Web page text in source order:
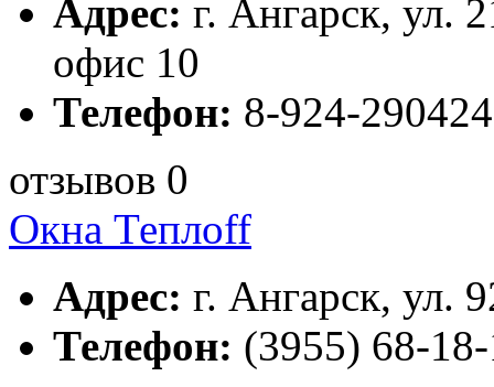
Адрес: г. Ангарск, ул.
офис 10
Телефон: 8-924-
отзывов 0
Окна Теплоff
Адрес: г. Ангарск, ул.
Телефон: (3955) 68-